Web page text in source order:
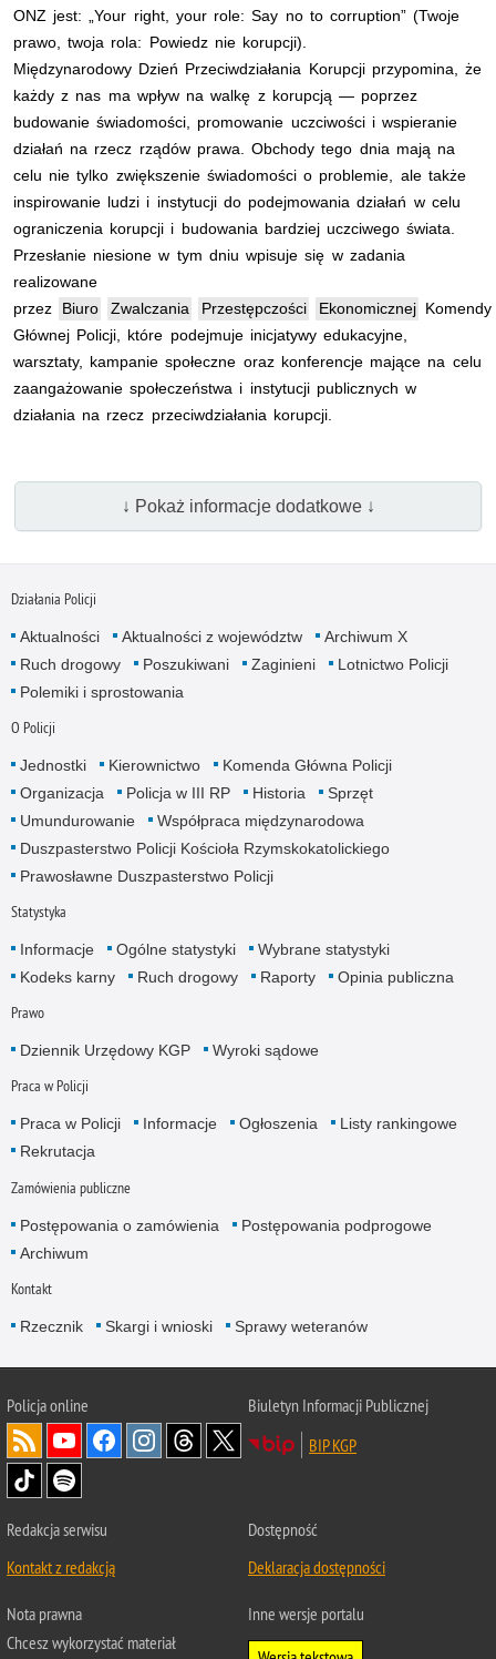
ONZ jest: „Your right, your role: Say no to corruption” (Twoje
prawo, twoja rola: Powiedz nie korupcji).
Międzynarodowy Dzień Przeciwdziałania Korupcji przypomina, że
każdy z nas ma wpływ na walkę z korupcją — poprzez
budowanie świadomości, promowanie uczciwości i wspieranie
działań na rzecz rządów prawa. Obchody tego dnia mają na
celu nie tylko zwiększenie świadomości o problemie, ale także
inspirowanie ludzi i instytucji do podejmowania działań w celu
ograniczenia korupcji i budowania bardziej uczciwego świata.
Przesłanie niesione w tym dniu wpisuje się w zadania
realizowane
przez
Biuro Zwalczania Przestępczości Ekonomicznej Komendy
Głównej Policji, które podejmuje inicjatywy edukacyjne,
warsztaty, kampanie społeczne oraz konferencje mające na celu
zaangażowanie społeczeństwa i instytucji publicznych w
działania na rzecz przeciwdziałania korupcji.
↓ Pokaż informacje dodatkowe ↓
Działania Policji
Aktualności Aktualności z województw
Archiwum X
Ruch drogowy
Poszukiwani Zaginieni
Lotnictwo Policji
Polemiki i sprostowania
O Policji
Jednostki Kierownictwo
Komenda Główna Policji
Organizacja
Policja w III RP Historia
Sprzęt
Umundurowanie
Współpraca międzynarodowa
Duszpasterstwo Policji Kościoła Rzymskokatolickiego
Prawosławne Duszpasterstwo Policji
Statystyka
Informacje Ogólne statystyki
Wybrane statystyki
Kodeks karny
Ruch drogowy Raporty Opinia publiczna
Prawo
Dziennik Urzędowy KGP Wyroki sądowe
Praca w Policji
Praca w Policji Informacje Ogłoszenia
Listy rankingowe
Rekrutacja
Zamówienia publiczne
Postępowania o zamówienia
Postępowania podprogowe
Archiwum
Kontakt
Rzecznik Skargi i wnioski Sprawy weteranów
Policjaonline
Biuletyn Informacji Publicznej
BIP KGP
Redakcja serwisu
Kontakt z redakcją
Dostępność
Deklaracja dostępności
Nota prawna
Chcesz wykorzystać materiał
Inne wersje portalu